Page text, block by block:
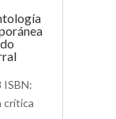
ISBN:
crítica